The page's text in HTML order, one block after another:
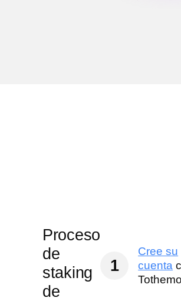
Proceso
de
staking
de
1
Cree su
cuenta